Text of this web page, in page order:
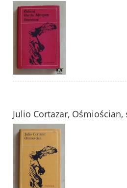
Julio Cortazar, Ośmiościan,